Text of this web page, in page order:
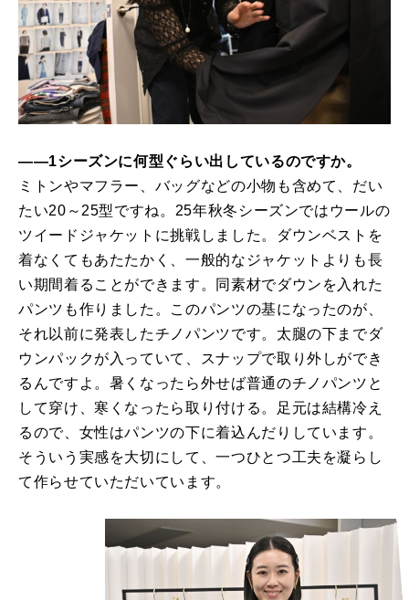
――1シーズンに何型ぐらい出しているのですか。
ミトンやマフラー、バッグなどの小物も含めて、だい
たい20～25型ですね。25年秋冬シーズンではウールの
ツイードジャケットに挑戦しました。ダウンベストを
着なくてもあたたかく、一般的なジャケットよりも長
い期間着ることができます。同素材でダウンを入れた
パンツも作りました。このパンツの基になったのが、
それ以前に発表したチノパンツです。太腿の下までダ
ウンパックが入っていて、スナップで取り外しができ
るんですよ。暑くなったら外せば普通のチノパンツと
して穿け、寒くなったら取り付ける。足元は結構冷え
るので、女性はパンツの下に着込んだりしています。
そういう実感を大切にして、一つひとつ工夫を凝らし
て作らせていただいています。